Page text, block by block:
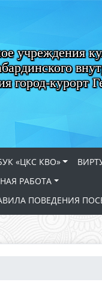
учреждения
город-курорт
«ЦКС КВО»
РАБОТА
ПОВЕДЕНИЯ